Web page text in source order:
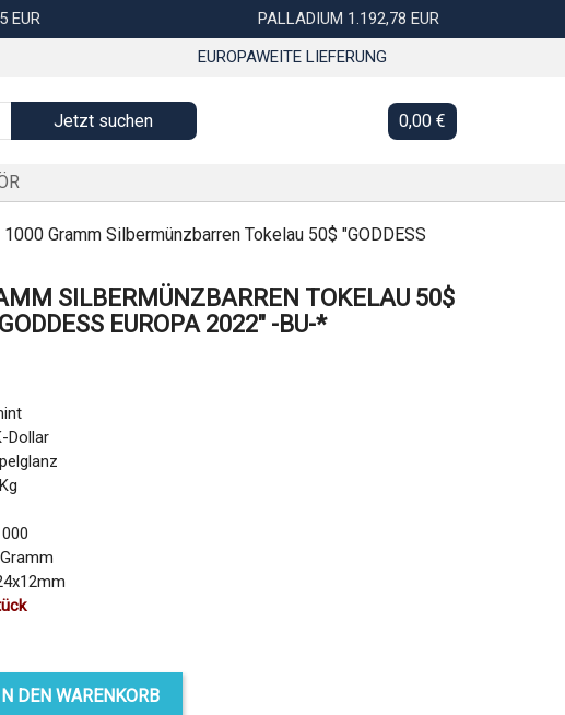
EUR
PALLADIUM 1.192,78 EUR
EUROPAWEITE LIEFERUNG
Jetzt suchen 0,00 €
1000 Gramm Silbermünzbarren Tokelau 50$ "GODDESS
SILBERMÜNZBARREN TOKELAU 50$
EUROPA 2022" -BU-*
Dollar
IN DEN WARENKORB